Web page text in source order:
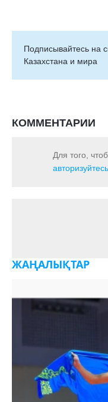
Подписывайтесь на
Казахстана и мира
КОММЕНТАРИИ
Для того,
авторизуйтесь
ЖАҢАЛЫҚТАР